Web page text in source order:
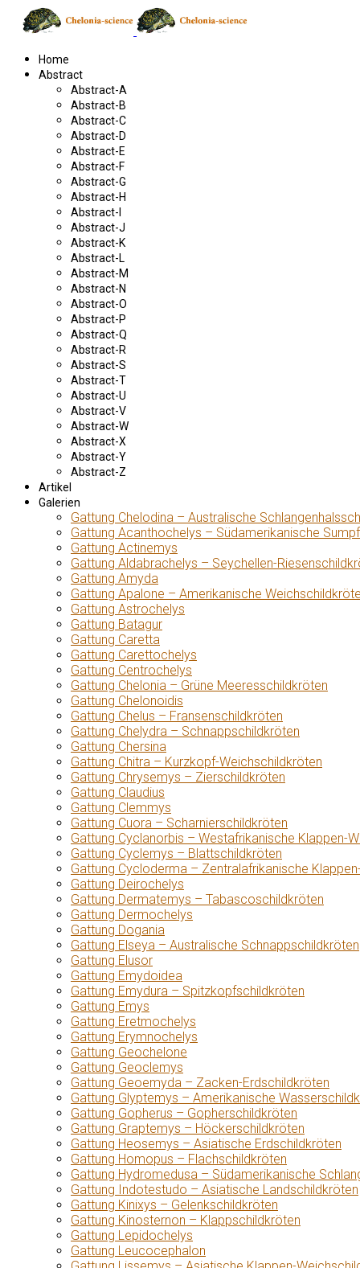
Home
Abstract
Abstract-A
Abstract-B
Abstract-C
Abstract-D
Abstract-E
Abstract-F
Abstract-G
Abstract-H
Abstract-I
Abstract-J
Abstract-K
Abstract-L
Abstract-M
Abstract-N
Abstract-O
Abstract-P
Abstract-Q
Abstract-R
Abstract-S
Abstract-T
Abstract-U
Abstract-V
Abstract-W
Abstract-X
Abstract-Y
Abstract-Z
Artikel
Galerien
Gattung Chelodina – Australische
Gattung Acanthochelys – Südamerikanische
Gattung Actinemys
Gattung Aldabrachelys – Seychellen-
Gattung Amyda
Gattung Apalone – Amerikanische
Gattung Astrochelys
Gattung Batagur
Gattung Caretta
Gattung Carettochelys
Gattung Centrochelys
Gattung Chelonia – Grüne Meeresschildkröten
Gattung Chelonoidis
Gattung Chelus – Fransenschildkröten
Gattung Chelydra – Schnappschildkröten
Gattung Chersina
Gattung Chitra – Kurzkopf-Weichschildkröten
Gattung Chrysemys – Zierschildkröten
Gattung Claudius
Gattung Clemmys
Gattung Cuora – Scharnierschildkröten
Gattung Cyclanorbis – Westafrikanische Klappen-
Gattung Cyclemys – Blattschildkröten
Gattung Cycloderma – Zentralafrikanische
Gattung Deirochelys
Gattung Dermatemys – Tabascoschildkröten
Gattung Dermochelys
Gattung Dogania
Gattung Elseya – Australische Schnappschildkröten
Gattung Elusor
Gattung Emydoidea
Gattung Emydura – Spitzkopfschildkröten
Gattung Emys
Gattung Eretmochelys
Gattung Erymnochelys
Gattung Geochelone
Gattung Geoclemys
Gattung Geoemyda – Zacken-Erdschildkröten
Gattung Glyptemys – Amerikanische
Gattung Gopherus – Gopherschildkröten
Gattung Graptemys – Höckerschildkröten
Gattung Heosemys – Asiatische Erdschildkröten
Gattung Homopus – Flachschildkröten
Gattung Hydromedusa – Südamerikanische
Gattung Indotestudo – Asiatische Landschildkröten
Gattung Kinixys – Gelenkschildkröten
Gattung Kinosternon – Klappschildkröten
Gattung Lepidochelys
Gattung Leucocephalon